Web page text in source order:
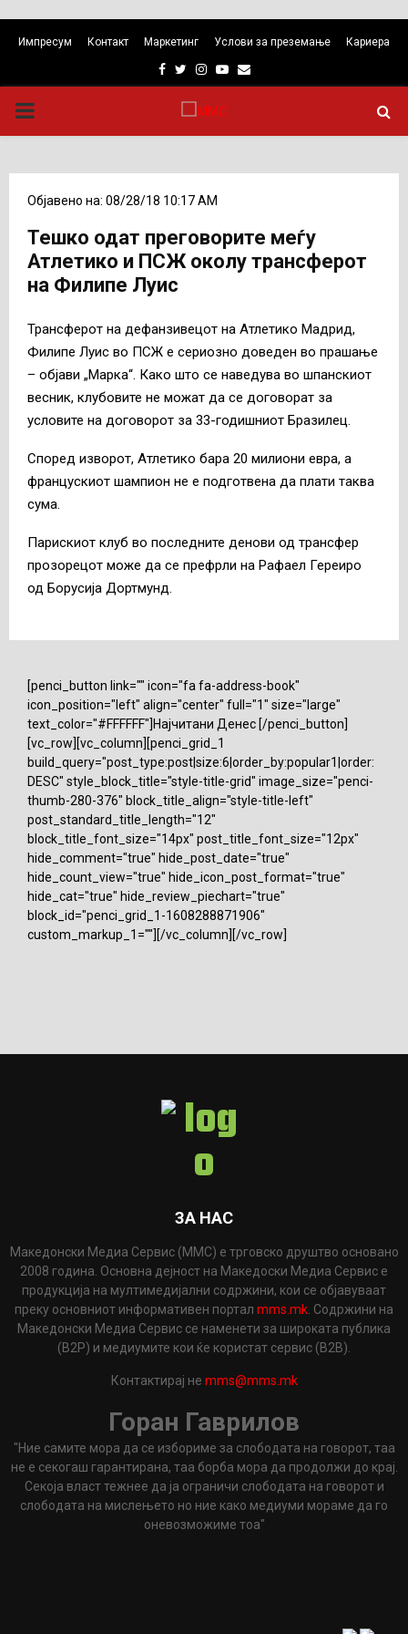
Импресум Контакт Маркетинг Услови за преземање Кариера
Facebook
TwitterInstagram
Youtube
Email
PRIMARY
Објавено на: 08/28/18 10:17 AM
Тешко одат преговорите меѓу
Атлетико и ПСЖ околу трансферот
на Филипе Луис
Трансферот на дефанзивецот на Атлетико Мадрид,
Филипе Луис во ПСЖ е сериозно доведен во прашање
– објави „Марка“. Како што се наведува во шпанскиот
весник, клубовите не можат да се договорат за
условите на договорот за 33-годишниот Бразилец.
Според изворот, Атлетико бара 20 милиони евра, а
францускиот шампион не е подготвена да плати таква
сума.
Парискиот клуб во последните денови од трансфер
прозорецот може да се префрли на Рафаел Гереиро
од Борусија Дортмунд.
[penci_button link="" icon="fa fa-address-book"
icon_position="left" align="center" full="1" size="large"
text_color="#FFFFFF"]Најчитани Денес [/penci_button]
[vc_row][vc_column][penci_grid_1
build_query="post_type:post|size:6|order_by:popular1|order:
DESC" style_block_title="style-title-grid" image_size="penci-
thumb-280-376" block_title_align="style-title-left"
post_standard_title_length="12"
block_title_font_size="14px" post_title_font_size="12px"
hide_comment="true" hide_post_date="true"
hide_count_view="true" hide_icon_post_format="true"
hide_cat="true" hide_review_piechart="true"
block_id="penci_grid_1-1608288871906"
custom_markup_1=""][/vc_column][/vc_row]
ЗА НАС
Македонски Медиа Сервис (ММС) е трговско друштво основано
2008 година. Основна дејност на Македоски Медиа Сервис е
продукција на мултимедијални содржини, кои се објавуваат
преку основниот информативен портал mms.mk . Содржини на
Македонски Медиа Сервис се наменети за широката публика
(B2P) и медиумите кои ќе користат сервис (B2B).
Контактирај не mms@mms.mk
Горан Гаврилов
"Ние самите мора да се избориме за слободата на говорот, таа
не е секогаш гарантирана, таа борба мора да продолжи до крај.
Секоја власт тежнее да ја ограничи слободата на говорот и
слободата на мислењето но ние како медиуми мораме да го
оневозможиме тоа"